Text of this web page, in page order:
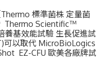
標準菌株 定量菌
Thermo Scientific™
養基效能試驗 生長促進試
可以取代 MicroBioLogics
EZ-CFU 歐美各廠牌試